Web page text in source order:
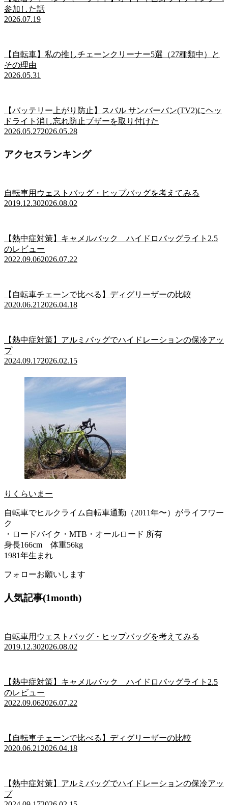
参加した話
2026.07.19
【自転車】私の推しチェーンクリーナー5選（27種類中）と
その理由
2026.05.31
【バッテリー上がり防止】スバル サンバーバン(TV2)にヘッ
ドライト消し忘れ防止ブザーを取り付けた
2026.05.272026.05.28
アクセスランキング
自転車用ウェストバッグ・ヒップバッグを考えてみる
2019.12.302026.08.02
【熱中症対策】キャメルバック ハイドロバッグライト2.5
のレビュー
2022.09.062026.07.22
【自転車チェーンで比べる】ディグリーザーの比較
2020.06.21 2026.04.18
【熱中症対策】アルミバッグでハイドレーションの保冷アッ
プ
2024.09.172026.02.15
りくらいまー
自転車でヒルクライム自転車通勤（2011年〜）がライフワー
ク
・ロードバイク・MTB・オールロード 所有
身長166cm 体重56kg
1981年生まれ
フォローお願いします
人気記事(1month)
自転車用ウェストバッグ・ヒップバッグを考えてみる
2019.12.302026.08.02
【熱中症対策】キャメルバック ハイドロバッグライト2.5
のレビュー
2022.09.062026.07.22
【自転車チェーンで比べる】ディグリーザーの比較
2020.06.21 2026.04.18
【熱中症対策】アルミバッグでハイドレーションの保冷アッ
プ